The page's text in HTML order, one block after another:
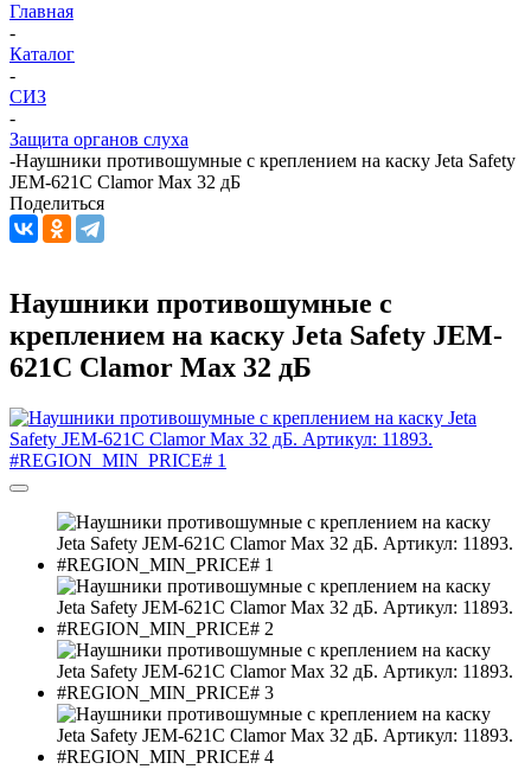
Главная
-
Каталог
-
СИЗ
-
Защита органов слуха
-Наушники противошумные с креплением на каску Jeta Safety
JEM-621C Clamor Max 32 дБ
Поделиться
Наушники противошумные с
креплением на каску Jeta Safety JEM-
621C Clamor Max 32 дБ